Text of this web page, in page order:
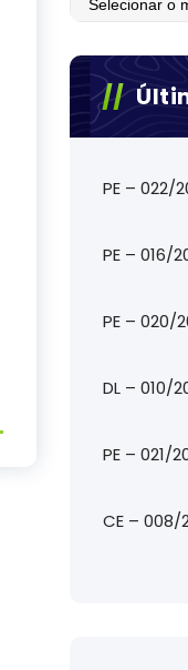
PE – 022/
PE – 016/
PE – 020/
DL – 010/
PE – 021/
CE – 008/